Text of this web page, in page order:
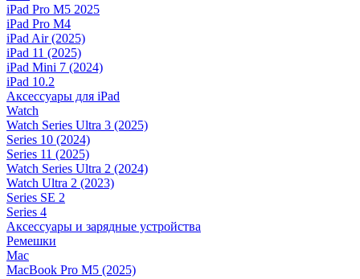
iPad Pro M5 2025
iPad Pro M4
iPad Air (2025)
iPad 11 (2025)
iPad Mini 7 (2024)
iPad 10.2
Аксессуары для iPad
Watch
Watch Series Ultra 3 (2025)
Series 10 (2024)
Series 11 (2025)
Watch Series Ultra 2 (2024)
Watch Ultra 2 (2023)
Series SE 2
Series 4
Аксессуары и зарядные устройства
Ремешки
Mac
MacBook Pro M5 (2025)